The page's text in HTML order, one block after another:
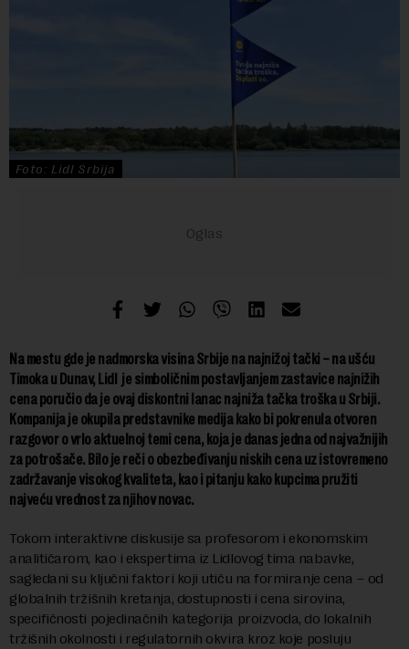
Foto: Lidl Srbija
Na mestu gde je nadmorska visina Srbije na najnižoj tački – na ušću
Timoka u Dunav, Lidl je simboličnim postavljanjem zastavice najnižih
cena poručio da je ovaj diskontni lanac najniža tačka troška u Srbiji.
Kompanija je okupila predstavnike medija kako bi pokrenula otvoren
razgovor o vrlo aktuelnoj temi cena, koja je danas jedna od najvažnijih
za potrošače. Bilo je reči o obezbeđivanju niskih cena uz istovremeno
zadržavanje visokog kvaliteta, kao i pitanju kako kupcima pružiti
najveću vrednost za njihov novac.
Tokom interaktivne diskusije sa profesorom i ekonomskim
analitičarom, kao i ekspertima iz Lidlovog tima nabavke,
sagledani su ključni faktori koji utiču na formiranje cena – od
globalnih tržišnih kretanja, dostupnosti i cena sirovina,
specifičnosti pojedinačnih kategorija proizvoda, do lokalnih
tržišnih okolnosti i regulatornih okvira kroz koje posluju